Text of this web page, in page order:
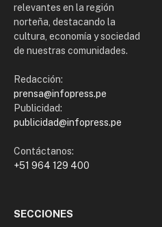
relevantes en la región
norteña, destacando la
cultura, economía y sociedad
de nuestras comunidades.
Redacción:
prensa@infopress.pe
Publicidad:
publicidad@infopress.pe
Contáctanos:
+51 964 129 400
SECCIONES